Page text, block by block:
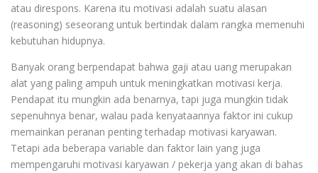
atau direspons. Karena itu motivasi adalah suatu alasan
(reasoning) seseorang untuk bertindak dalam rangka memenuhi
kebutuhan hidupnya.
Banyak orang berpendapat bahwa gaji atau uang merupakan
alat yang paling ampuh untuk meningkatkan motivasi kerja.
Pendapat itu mungkin ada benarnya, tapi juga mungkin tidak
sepenuhnya benar, walau pada kenyataannya faktor ini cukup
memainkan peranan penting terhadap motivasi karyawan.
Tetapi ada beberapa variable dan faktor lain yang juga
mempengaruhi motivasi karyawan / pekerja yang akan di bahas